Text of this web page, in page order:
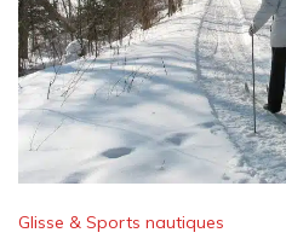
Glisse & Sports nautiques